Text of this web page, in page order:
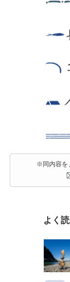
※同内容を
よく